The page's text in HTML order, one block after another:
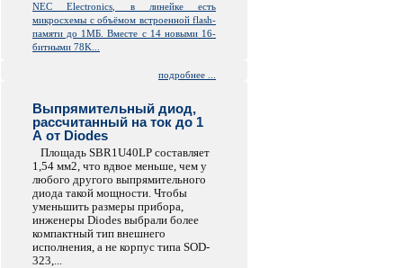
NEC Electronics, в линейке есть
микросхемы с объёмом встроенной flash-
памяти до 1МБ. Вместе с 14 новыми 16-
битными 78K...
подробнее ...
Выпрямительный диод,
рассчитанный на ток до 1
А от Diodes
Площадь SBR1U40LP составляет
1,54 мм2, что вдвое меньше, чем у
любого другого выпрямительного
диода такой мощности. Чтобы
уменьшить размеры прибора,
инженеры Diodes выбрали более
компактный тип внешнего
исполнения, а не корпус типа SOD-
323,...